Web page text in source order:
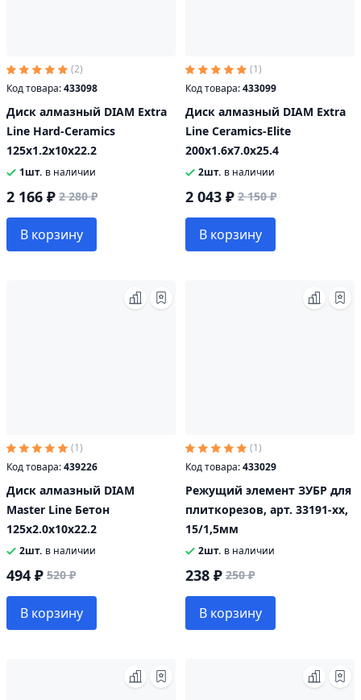
(2)
Код товара:433098
Диск алмазный DIAM Extra
Line Hard-Ceramics
125x1.2x10x22.2
1шт. в наличии
2 166 ₽ 2 280 ₽
В корзину
(1)
Код товара:433099
Диск алмазный DIAM Extra
Line Ceramics-Elite
200x1.6x7.0x25.4
2шт. в наличии
2 043 ₽ 2 150 ₽
В корзину
(1)
Код товара:439226
Диск алмазный DIAM
Master Line Бетон
125х2.0х10х22.2
2шт. в наличии
494 ₽ 520 ₽
В корзину
(1)
Код товара:433029
Режущий элемент ЗУБР для
плиткорезов, арт. 33191-хх,
15/1,5мм
2шт. в наличии
238 ₽ 250 ₽
В корзину